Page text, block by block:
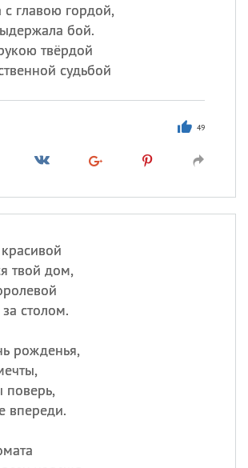
главою гордой,
бой.
твёрдой
судьбой
49
твой дом,
столом.
рожденья,
поверь,
впереди.